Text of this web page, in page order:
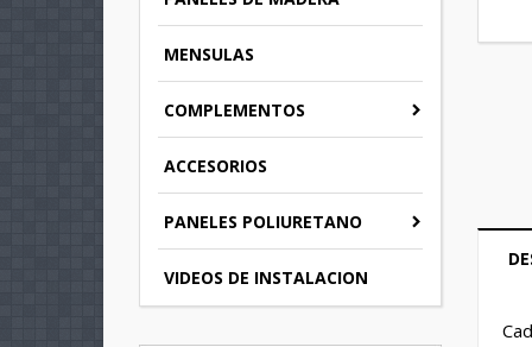
MENSULAS
COMPLEMENTOS
ACCESORIOS
PANELES POLIURETANO
VIDEOS DE INSTALACION